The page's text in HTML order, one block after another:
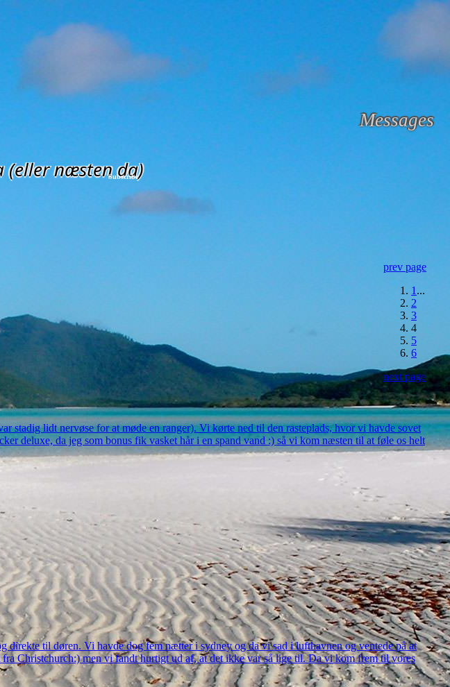
Messages
Subscribe
(eller næsten da)
prev page
1 ...
2
3
4
5
6
next page
lidt nervøse for at møde en ranger). Vi kørte ned til den rasteplads, hvor vi havde sovet
deluxe, da jeg som bonus fik vasket hår i en spand vand :) så vi kom næsten til at føle os helt
til døren. Vi havde dog fem nætter i sydney og da vi sad i lufthavnen og ventede på at
Christchurch:) men vi fandt hurtigt ud af, at det ikke var så lige til. Da vi kom frem til vores